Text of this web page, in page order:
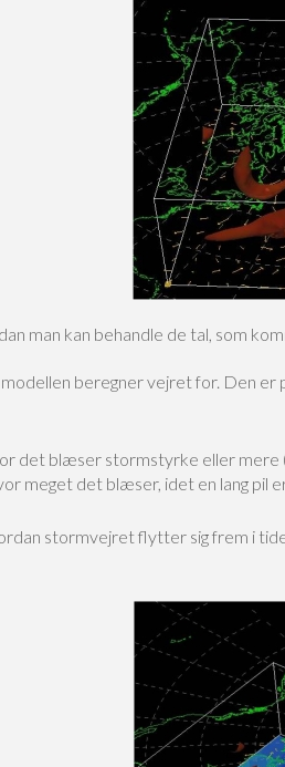
man kan behandle de tal, som
beregner vejret for. Den
det blæser stormstyrke eller
meget det blæser, idet en lang pil
stormvejret flytter sig frem i